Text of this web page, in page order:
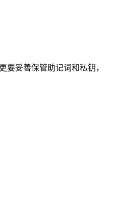
妥善保管助记词和私钥，